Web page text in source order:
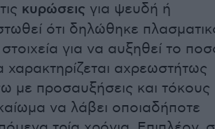
κυρώσεις για ψευδή ή
ότι δηλώθηκε
για να αυξηθεί το
αχρεωστήτως
με προσαυξήσεις και τόκους
να λάβει οποιαδήποτε